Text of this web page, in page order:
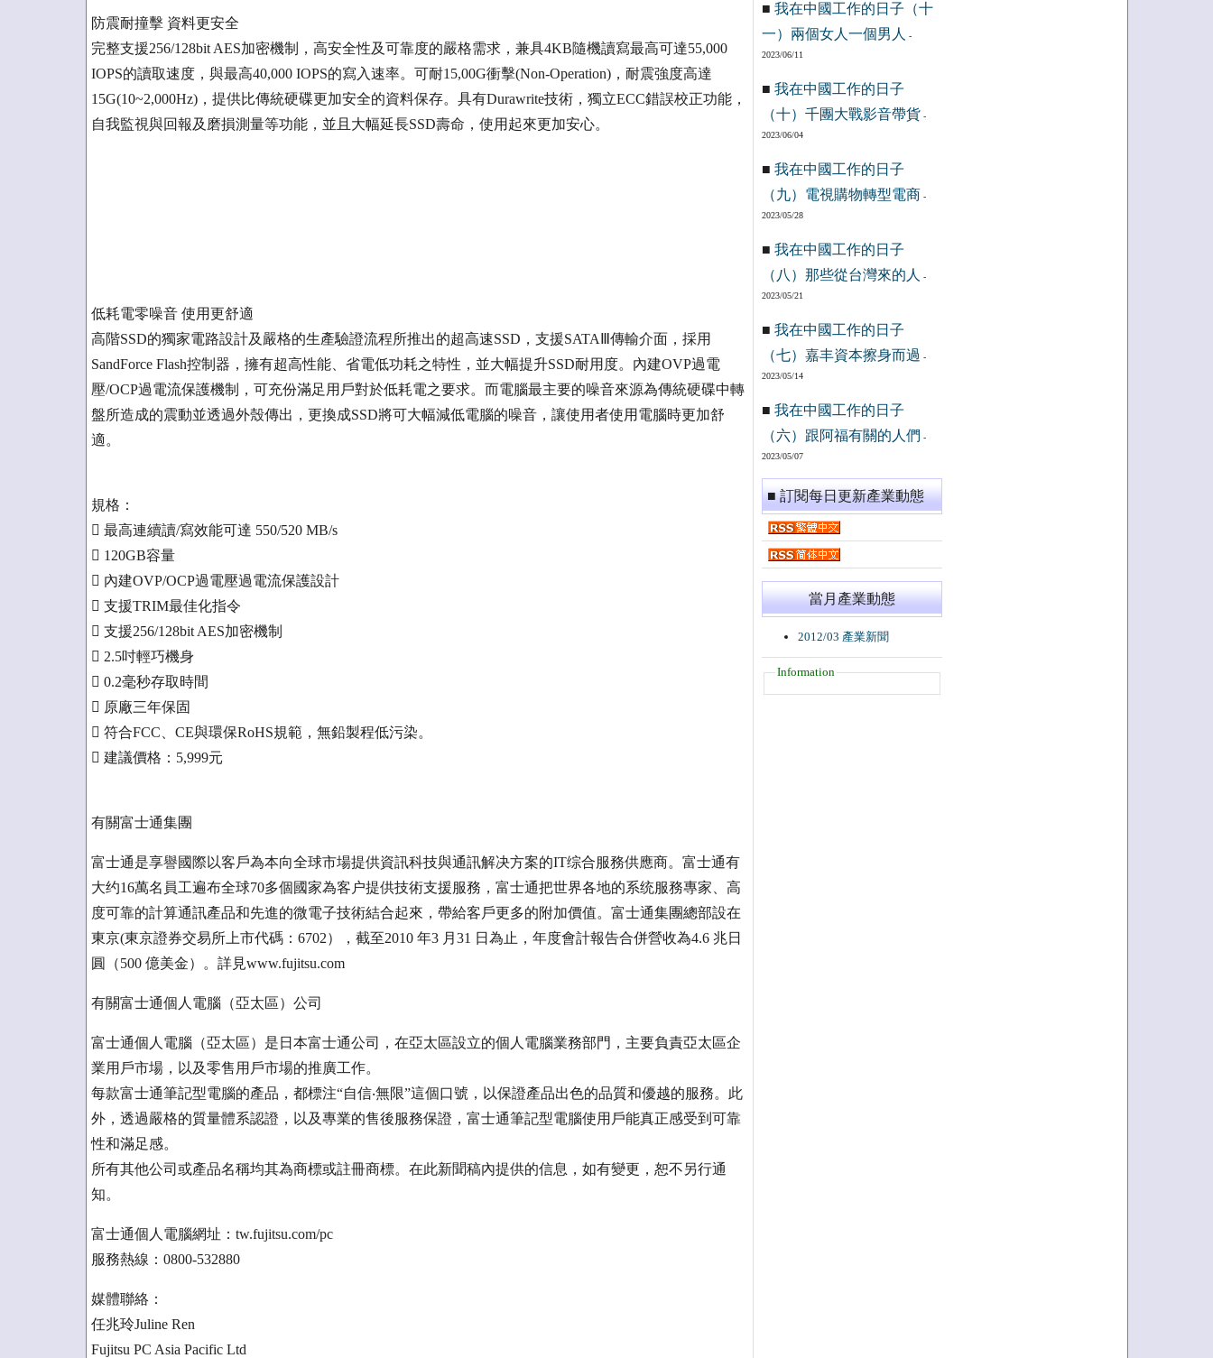
防震耐撞擊 資料更安全
完整支援256/128bit AES加密機制，高安全性及可靠度的嚴格需求，兼具4KB隨機讀寫最高可達55,000
IOPS的讀取速度，與最高40,000 IOPS的寫入速率。可耐15,00G衝擊(Non-Operation)，耐震強度高達
15G(10~2,000Hz)，提供比傳統硬碟更加安全的資料保存。具有Durawrite技術，獨立ECC錯誤校正功能，
自我監視與回報及磨損測量等功能，並且大幅延長SSD壽命，使用起來更加安心。
低耗電零噪音 使用更舒適
高階SSD的獨家電路設計及嚴格的生產驗證流程所推出的超高速SSD，支援SATAⅢ傳輸介面，採用
SandForce Flash控制器，擁有超高性能、省電低功耗之特性，並大幅提升SSD耐用度。內建OVP過電
壓/OCP過電流保護機制，可充份滿足用戶對於低耗電之要求。而電腦最主要的噪音來源為傳統硬碟中轉
盤所造成的震動並透過外殼傳出，更換成SSD將可大幅減低電腦的噪音，讓使用者使用電腦時更加舒
適。
規格：
 最高連續讀/寫效能可達 550/520 MB/s
 120GB容量
 內建OVP/OCP過電壓過電流保護設計
 支援TRIM最佳化指令
 支援256/128bit AES加密機制
 2.5吋輕巧機身
 0.2毫秒存取時間
 原廠三年保固
 符合FCC、CE與環保RoHS規範，無鉛製程低污染。
 建議價格：5,999元
有關富士通集團
富士通是享譽國際以客戶為本向全球市場提供資訊科技與通訊解决方案的IT综合服務供應商。富士通有
大约16萬名員工遍布全球70多個國家為客户提供技術支援服務，富士通把世界各地的系统服務專家、高
度可靠的計算通訊產品和先進的微電子技術結合起來，帶給客戶更多的附加價值。富士通集團總部設在
東京(東京證券交易所上市代碼：6702），截至2010 年3 月31 日為止，年度會計報告合併營收為4.6 兆日
圓（500 億美金）。詳見www.fujitsu.com
有關富士通個人電腦（亞太區）公司
富士通個人電腦（亞太區）是日本富士通公司，在亞太區設立的個人電腦業務部門，主要負責亞太區企
業用戶市場，以及零售用戶市場的推廣工作。
每款富士通筆記型電腦的產品，都標注“自信‧無限”這個口號，以保證產品出色的品質和優越的服務。此
外，透過嚴格的質量體系認證，以及專業的售後服務保證，富士通筆記型電腦使用戶能真正感受到可靠
性和滿足感。
所有其他公司或產品名稱均其為商標或註冊商標。在此新聞稿內提供的信息，如有變更，恕不另行通
知。
富士通個人電腦網址：tw.fujitsu.com/pc
服務熱線：0800-532880
媒體聯絡：
任兆玲Juline Ren
Fujitsu PC Asia Pacific Ltd
■ 我在中國工作的日子（十
一）兩個女人一個男人
-
2023/06/11
■ 我在中國工作的日子
（十）千團大戰影音帶貨 -
2023/06/04
■ 我在中國工作的日子
（九）電視購物轉型電商 -
2023/05/28
■ 我在中國工作的日子
（八）那些從台灣來的人
-
2023/05/21
■ 我在中國工作的日子
（七）嘉丰資本擦身而過 -
2023/05/14
■ 我在中國工作的日子
（六）跟阿福有關的人們 -
2023/05/07
■ 訂閱每日更新產業動態
當月產業動態
2012/03 產業新聞
Information